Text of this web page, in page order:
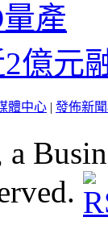
產
億元
體中心 | 發佈新